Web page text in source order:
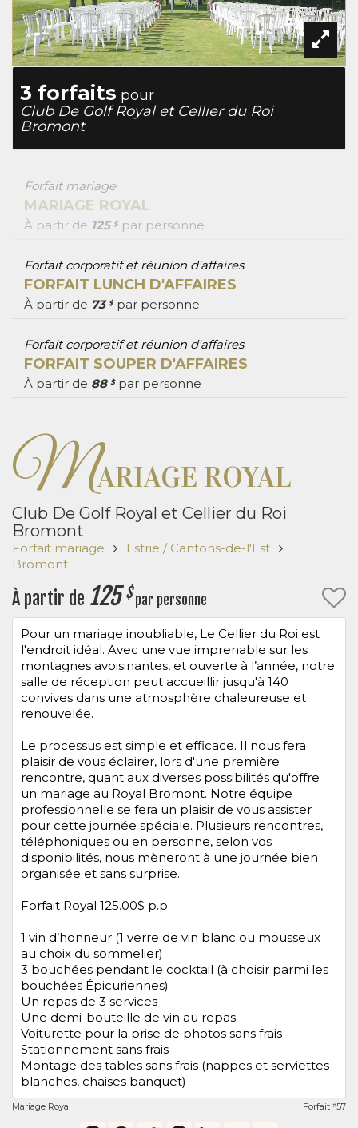
3 forfaits pour
Club De Golf Royal et Cellier du Roi
Bromont
Forfait mariage
MARIAGE ROYAL
À partir de 125 $par personne
Forfait corporatif et réunion d'affaires
FORFAIT LUNCH D'AFFAIRES
À partir de 73 $par personne
Forfait corporatif et réunion d'affaires
FORFAIT SOUPER D'AFFAIRES
À partir de 88 $par personne
MARIAGE ROYAL
Club De Golf Royal et Cellier du Roi
Bromont
Forfait mariage
Estrie / Cantons-de-l'Est
Bromont
À partir de 125$par personne
Pour un mariage inoubliable, Le Cellier du Roi est
l'endroit idéal. Avec une vue imprenable sur les
montagnes avoisinantes, et ouverte à l’année, notre
salle de réception peut accueillir jusqu'à 140
convives dans une atmosphère chaleureuse et
renouvelée.
Le processus est simple et efficace. Il nous fera
plaisir de vous éclairer, lors d'une première
rencontre, quant aux diverses possibilités qu'offre
un mariage au Royal Bromont. Notre équipe
professionnelle se fera un plaisir de vous assister
pour cette journée spéciale. Plusieurs rencontres,
téléphoniques ou en personne, selon vos
disponibilités, nous mèneront à une journée bien
organisée et sans surprise.
Forfait Royal 125.00$ p.p.
1 vin d’honneur (1 verre de vin blanc ou mousseux
au choix du sommelier)
3 bouchées pendant le cocktail (à choisir parmi les
bouchées Épicuriennes)
Un repas de 3 services
Une demi-bouteille de vin au repas
Voiturette pour la prise de photos sans frais
Stationnement sans frais
Montage des tables sans frais (nappes et serviettes
blanches, chaises banquet)
Mariage Royal Forfait #57